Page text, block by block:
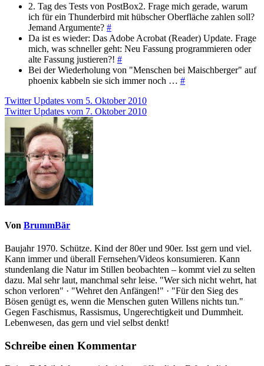
2. Tag des Tests von PostBox2. Frage mich gerade, warum
ich für ein Thunderbird mit hübscher Oberfläche zahlen soll?
Jemand Argumente? #
Da ist es wieder: Das Adobe Acrobat (Reader) Update. Frage
mich, was schneller geht: Neu Fassung programmieren oder
alte Fassung justieren?! #
Bei der Wiederholung von "Menschen bei Maischberger" auf
phoenix kabbeln sie sich immer noch … #
Beitragsnavigation
Twitter Updates vom 5. Oktober 2010
Twitter Updates vom 7. Oktober 2010
Von BrummBär
Baujahr 1970. Schütze. Kind der 80er und 90er. Isst gern und viel.
Kann immer und überall Fernsehen/Videos konsumieren. Kann
stundenlang die Natur im Stillen beobachten – kommt viel zu selten
dazu. Mal sehr laut, manchmal sehr leise. "Wer sich nicht wehrt, hat
schon verloren" · "Wehret den Anfängen!" · "Für den Sieg des
Bösen genügt es, wenn die Menschen guten Willens nichts tun."
Gegen Faschismus, Rassismus, Ungerechtigkeit und Dummheit.
Lebenwesen, das gern und viel selbst denkt!
Schreibe einen Kommentar